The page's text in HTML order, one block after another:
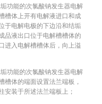
功能的次氯酸钠发生器电解
槽体上开有电解液进口和成
于电解电极的下边沿和结垢
品液出口位于电解槽槽体的
进入电解槽槽体后，向上溢
功能的次氯酸钠发生器电解
槽体的端面设置法兰端板，
安装于所述法兰端板上；